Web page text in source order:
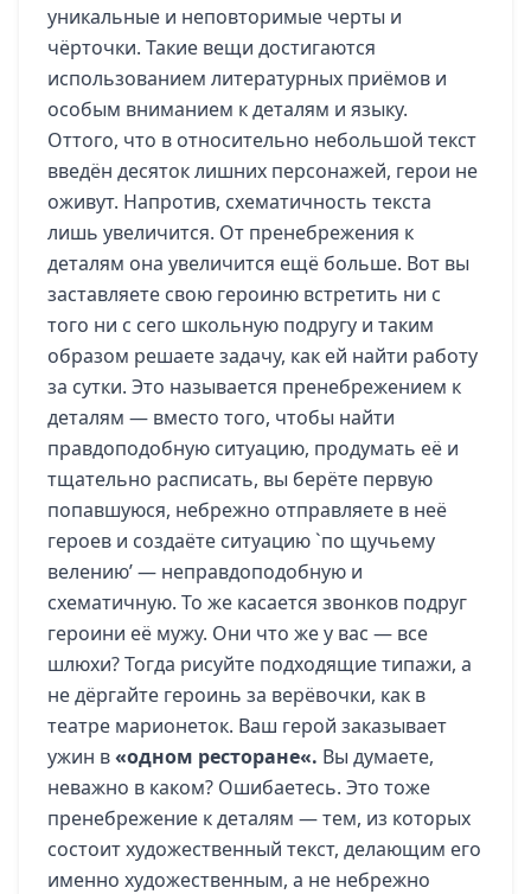
уникальные и неповторимые черты и
чёрточки. Такие вещи достигаются
использованием литературных приёмов и
особым вниманием к деталям и языку.
Оттого, что в относительно небольшой текст
введён десяток лишних персонажей, герои не
оживут. Напротив, схематичность текста
лишь увеличится. От пренебрежения к
деталям она увеличится ещё больше. Вот вы
заставляете свою героиню встретить ни с
того ни с сего школьную подругу и таким
образом решаете задачу, как ей найти работу
за сутки. Это называется пренебрежением к
деталям — вместо того, чтобы найти
правдоподобную ситуацию, продумать её и
тщательно расписать, вы берёте первую
попавшуюся, небрежно отправляете в неё
героев и создаёте ситуацию `по щучьему
велению’ — неправдоподобную и
схематичную. То же касается звонков подруг
героини её мужу. Они что же у вас — все
шлюхи? Тогда рисуйте подходящие типажи, а
не дёргайте героинь за верёвочки, как в
театре марионеток. Ваш герой заказывает
ужин в«одном ресторане«. Вы думаете,
неважно в каком? Ошибаетесь. Это тоже
пренебрежение к деталям — тем, из которых
состоит художественный текст, делающим его
именно художественным, а не небрежно